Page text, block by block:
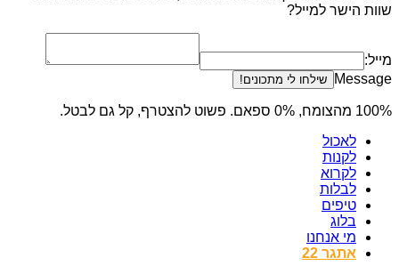
שוות הישר למייל?
מייל:
Message
שילחו לי מתכונים!
100% מהצומח, 0% ספאם. פשוט להצטרף, קל גם לבטל.
לאכול
לקנות
לקרוא
לבלות
טיפים
בלוג
מי אנחנו
אתגר 22